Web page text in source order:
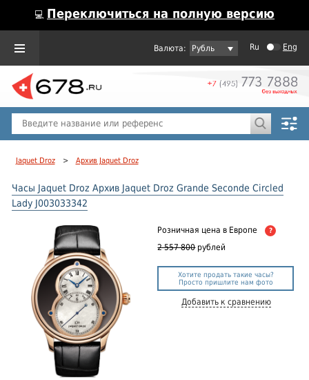
💻 Переключиться на полную версию
Рубль Ru Eng
Jaquet Droz > Архив Jaquet Droz
Часы Jaquet Droz Архив Jaquet Droz Grande Seconde Circled
Lady J003033342
Розничная цена в Европе ?
2 557 800 рублей
Хотите продать такие часы?
Просто пришлите нам фото
Добавить к сравнению